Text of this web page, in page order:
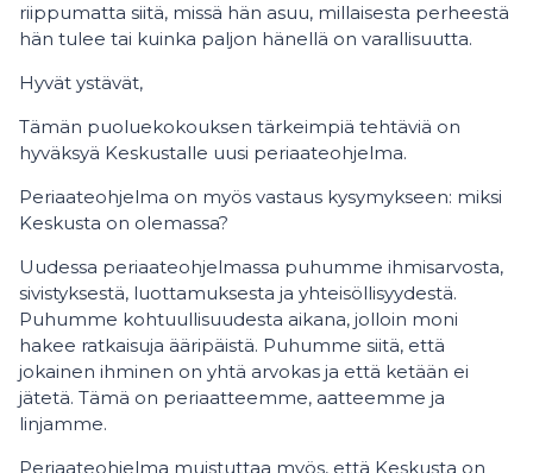
riippumatta siitä, missä hän asuu, millaisesta perheestä
hän tulee tai kuinka paljon hänellä on varallisuutta.
Hyvät ystävät,
Tämän puoluekokouksen tärkeimpiä tehtäviä on
hyväksyä Keskustalle uusi periaateohjelma.
Periaateohjelma on myös vastaus kysymykseen: miksi
Keskusta on olemassa?
Uudessa periaateohjelmassa puhumme ihmisarvosta,
sivistyksestä, luottamuksesta ja yhteisöllisyydestä.
Puhumme kohtuullisuudesta aikana, jolloin moni
hakee ratkaisuja ääripäistä. Puhumme siitä, että
jokainen ihminen on yhtä arvokas ja että ketään ei
jätetä. Tämä on periaatteemme, aatteemme ja
linjamme.
Periaateohjelma muistuttaa myös, että Keskusta on